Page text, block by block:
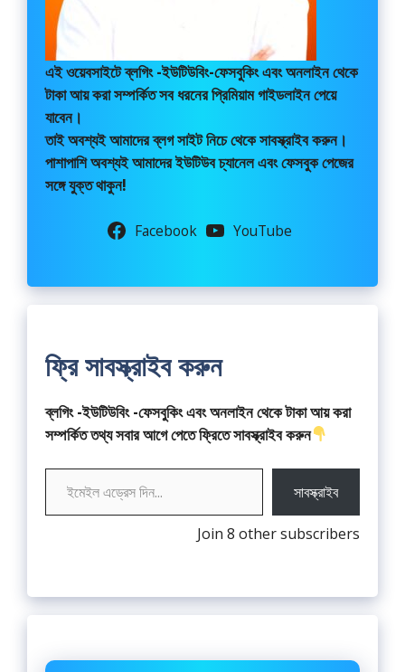
এই ওয়েবসাইটেব্লগিং -ইউটিউবিং-ফেসবুকিং এবং অনলাইন থেকে
টাকা আয় করা সম্পর্কিত সব ধরনের প্রিমিয়াম গাইডলাইন পেয়ে
যাবেন।
তাই অবশ্যই আমাদের ব্লগ সাইট নিচে থেকে সাবস্ক্রাইব করুন।
পাশাপাশি অবশ্যই আমাদের ইউটিউব চ্যানেল এবং ফেসবুক পেজের
সঙ্গে যুক্ত থাকুন!
Facebook YouTube
ফ্রি সাবস্ক্রাইব করুন
ব্লগিং -ইউটিউবিং -ফেসবুকিং এবং অনলাইন থেকে টাকা আয় করা
সম্পর্কিত তথ্য সবার আগে পেতে ফ্রিতে সাবস্ক্রাইব করুন
ইমেইল এড্রেস দিন...
সাবস্ক্রাইব
Join 8 other subscribers